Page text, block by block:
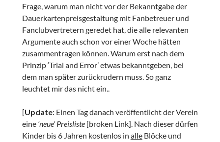
Frage, warum man nicht vor der Bekanntgabe der
Dauerkartenpreisgestaltung mit Fanbetreuer und
Fanclubvertretern geredet hat, die alle relevanten
Argumente auch schon vor einer Woche hätten
zusammentragen können. Warum erst nach dem
Prinzip ‘Trial and Error’ etwas bekanntgeben, bei
dem man später zurückrudern muss. So ganz
leuchtet mir das nicht ein..
[Update: Einen Tag danach veröffentlicht der Verein
eine ‘neue’ Preisliste[broken Link]. Nach dieser dürfen
Kinder bis 6 Jahren kostenlos in alleBlöcke und